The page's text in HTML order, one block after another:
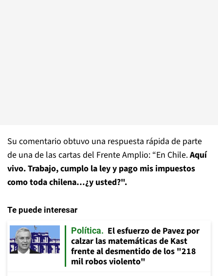
Su comentario obtuvo una respuesta rápida de parte
de una de las cartas del Frente Amplio: “En Chile.Aquí
vivo. Trabajo, cumplo la ley y pago mis impuestos
como toda chilena…¿y usted?".
Te puede interesar
Política
El esfuerzo de Pavez por
calzar las matemáticas de Kast
frente al desmentido de los "218
mil robos violento"